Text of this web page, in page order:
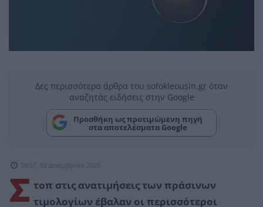
Δες περισσότερα άρθρα του sofokleousin.gr όταν
αναζητάς ειδήσεις στην Google
Προσθήκη ως προτιμώμενη πηγή
στα αποτελέσματα Google
09:37, 02 Δεκεμβρίου 2025
Σ τοπ στις ανατιμήσεις των πράσινων
τιμολογίων έβαλαν οι περισσότεροι